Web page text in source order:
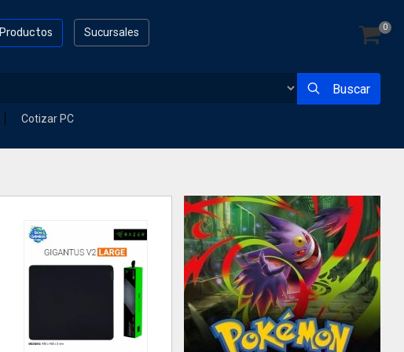
Sucursales
Productos 0
Buscar
Cotizar PC